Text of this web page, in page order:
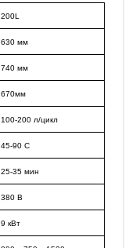
200L
630 мм
740 мм
670мм
100-200 л/цикл
45-90 C
25-35 мин
380 В
9 кВт